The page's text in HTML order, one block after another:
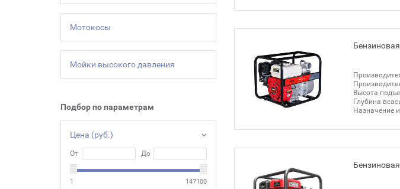
Мотокосы
Мойки высокого давления
Подбор по параметрам
Цена (руб.)
От До
1 147100
Высота
Глубина
Назначение